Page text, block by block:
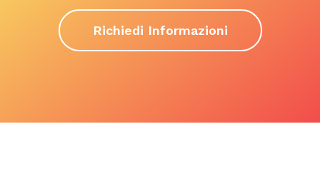
Richiedi Informazioni